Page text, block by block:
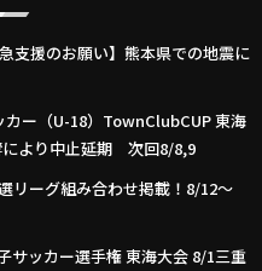
支援のお願い】熊本県での地震に
カー（U-18）TownClubCUP 東海
により中止延期 次回8/8,9
リーグ組み合わせ掲載！8/12～
サッカー選手権 東海大会 8/1三重